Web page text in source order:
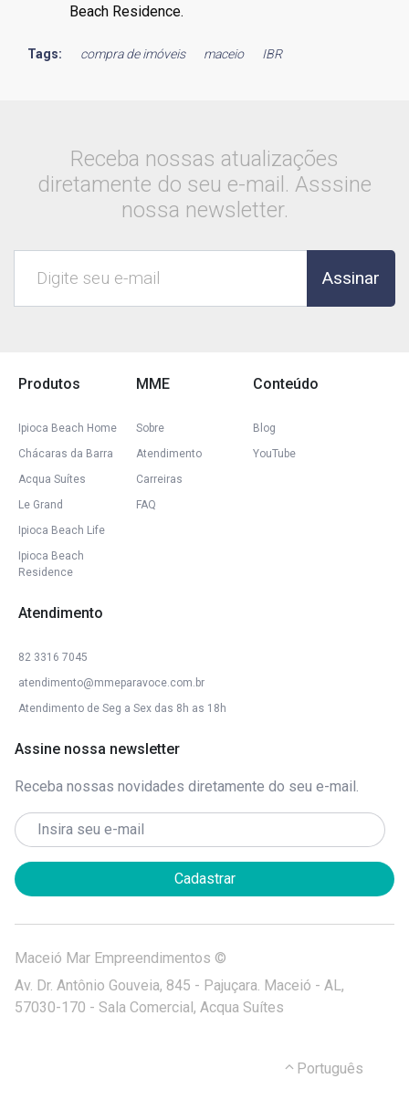
Beach Residence.
Tags: compra de imóveis maceio IBR
Receba nossas atualizações
diretamente do seu e-mail. Asssine
nossa newsletter.
Assinar
Produtos
Ipioca Beach Home
Chácaras da Barra
Acqua Suítes
Le Grand
Ipioca Beach Life
Ipioca Beach
Residence
MME
Sobre
Atendimento
Carreiras
FAQ
Conteúdo
Blog
YouTube
Atendimento
82 3316 7045
atendimento@mmeparavoce.com.br
Atendimento de Seg a Sex das 8h as 18h
Assine nossa newsletter
Receba nossas novidades diretamente do seu e-mail.
Cadastrar
Maceió Mar Empreendimentos ©
Av. Dr. Antônio Gouveia, 845 - Pajuçara. Maceió - AL,
57030-170 - Sala Comercial, Acqua Suítes
Português